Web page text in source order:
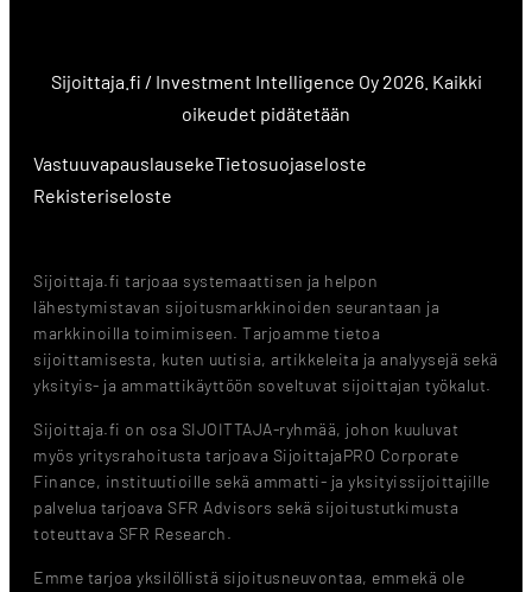
Sijoittaja.fi / Investment Intelligence Oy 2026. Kaikki
oikeudet pidätetään
VastuuvapauslausekeTietosuojaseloste
Rekisteriseloste
Sijoittaja.fi tarjoaa systemaattisen ja helpon
lähestymistavan sijoitusmarkkinoiden seurantaan ja
markkinoilla toimimiseen. Tarjoamme tietoa
sijoittamisesta, kuten uutisia, artikkeleita ja analyysejä sekä
yksityis- ja ammattikäyttöön soveltuvat sijoittajan työkalut.
Sijoittaja.fi on osa SIJOITTAJA-ryhmää, johon kuuluvat
myös yritysrahoitusta tarjoava SijoittajaPRO Corporate
Finance, instituutioille sekä ammatti- ja yksityissijoittajille
palvelua tarjoava SFR Advisors sekä sijoitustutkimusta
toteuttava SFR Research.
Emme tarjoa yksilöllistä sijoitusneuvontaa, emmekä ole